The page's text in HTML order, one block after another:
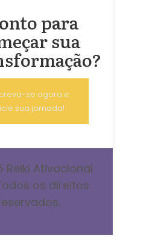
para
sua
se agora e
sua jornada!
Reiki Ativacional
os direitos